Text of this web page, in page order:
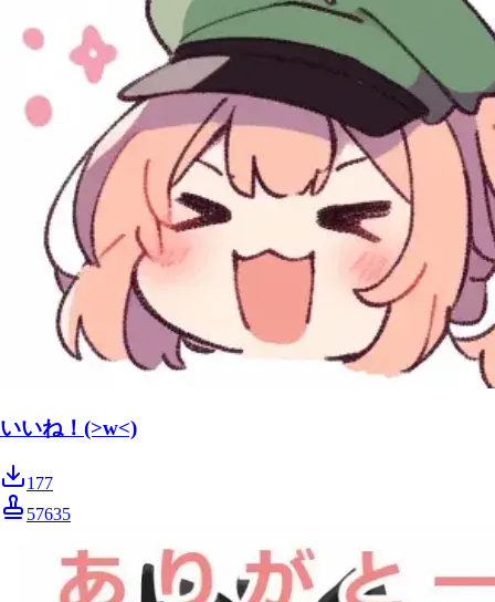
いいね！(>w<)
177
57635